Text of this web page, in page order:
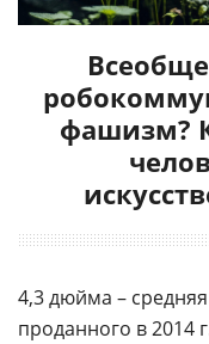
фашизм?
4,3 дюйма –
проданного в 2014